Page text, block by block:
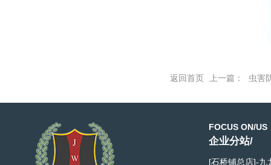
返回首页 上一篇： 虫害
FOCUS ON/US
企业分站/
[石桥铺总店]-九